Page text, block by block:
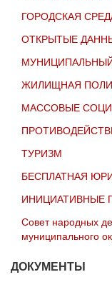
ГОРОДСКАЯ
ОТКРЫТЫЕ
ЖИЛИЩНАЯ
МАССОВЫЕ
ТУРИЗМ
БЕСПЛАТНАЯ
ИНИЦИАТИВНЫЕ
Совет народных
муниципального
ДОКУМЕНТЫ